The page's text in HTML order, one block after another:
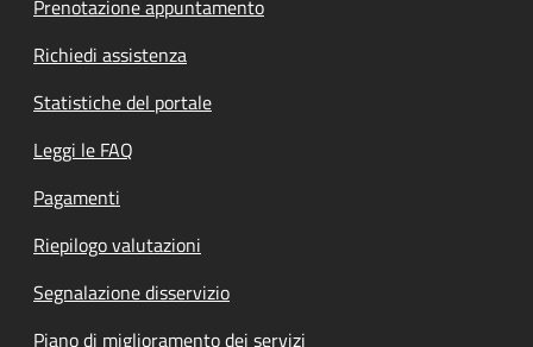
Prenotazione appuntamento
Richiedi assistenza
Statistiche del portale
Leggi le FAQ
Pagamenti
Riepilogo valutazioni
Segnalazione disservizio
Piano di miglioramento dei servizi